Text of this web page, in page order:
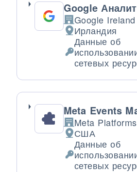
Google
Компания:
Google
Место обработки:
Ирландия
Данные об
сетевых
Meta Events
Компания:
Meta
Место обработки:
США
Данные об
сетевых